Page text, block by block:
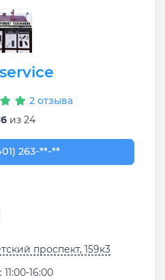
2 отзыва
из 24
263-66-35
263-**-**
проспект, 159к3
16:00